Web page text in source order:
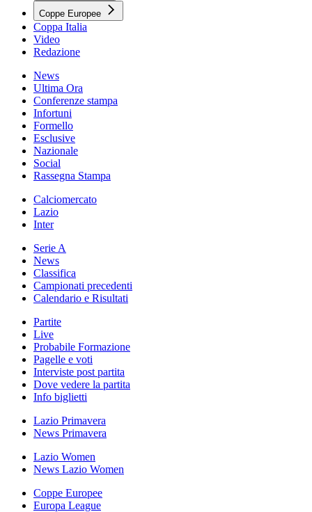
Coppe Europee
Coppa Italia
Video
Redazione
News
Ultima Ora
Conferenze stampa
Infortuni
Formello
Esclusive
Nazionale
Social
Rassegna Stampa
Calciomercato
Lazio
Inter
Serie A
News
Classifica
Campionati precedenti
Calendario e Risultati
Partite
Live
Probabile Formazione
Pagelle e voti
Interviste post partita
Dove vedere la partita
Info biglietti
Lazio Primavera
News Primavera
Lazio Women
News Lazio Women
Coppe Europee
Europa League